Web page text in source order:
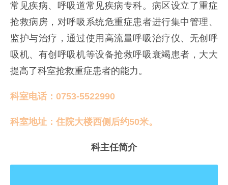
常见疾病、呼吸道常见疾病专科。病区设立了重症
抢救病房，对呼吸系统危重症患者进行集中管理、
监护与治疗，通过使用高流量呼吸治疗仪、无创呼
吸机、有创呼吸机等设备抢救呼吸衰竭患者，大大
提高了科室抢救重症患者的能力。
科室电话：0753-5522990
科室地址：住院大楼西侧后约50米。
科主任简介